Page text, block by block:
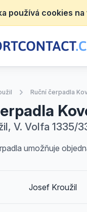
používá cookies
Ruční čerpadla
V. Volfa 1335/
umožňuje
Josef Kroužil